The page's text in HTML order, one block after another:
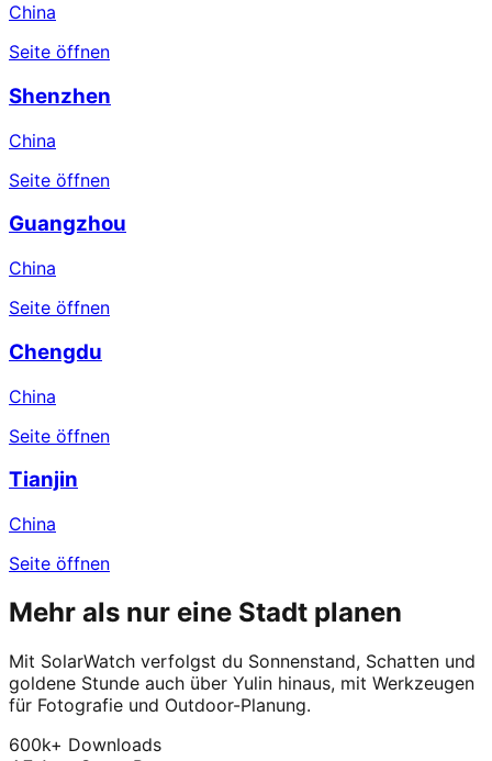
China
Seite öffnen
Shenzhen
China
Seite öffnen
Guangzhou
China
Seite öffnen
Chengdu
China
Seite öffnen
Tianjin
China
Seite öffnen
Mehr als nur eine Stadt planen
Mit SolarWatch verfolgst du Sonnenstand, Schatten und
goldene Stunde auch über Yulin hinaus, mit Werkzeugen
für Fotografie und Outdoor-Planung.
600k+ Downloads